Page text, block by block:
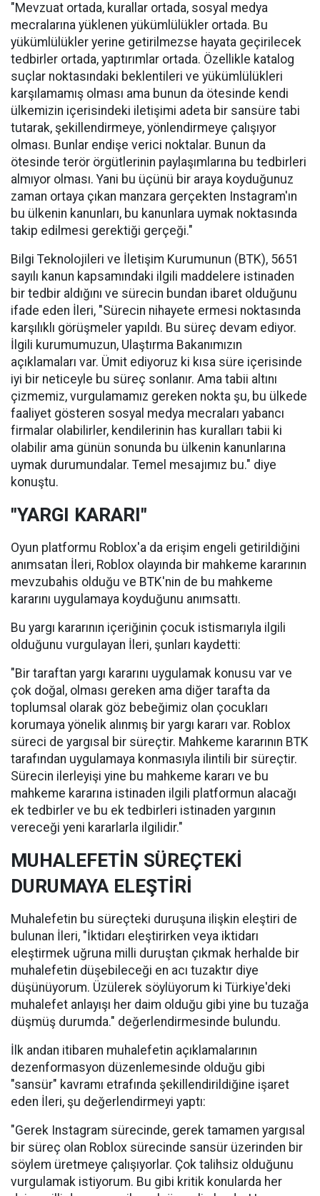
"Mevzuat ortada, kurallar ortada, sosyal medya
mecralarına yüklenen yükümlülükler ortada. Bu
yükümlülükler yerine getirilmezse hayata geçirilecek
tedbirler ortada, yaptırımlar ortada. Özellikle katalog
suçlar noktasındaki beklentileri ve yükümlülükleri
karşılamamış olması ama bunun da ötesinde kendi
ülkemizin içerisindeki iletişimi adeta bir sansüre tabi
tutarak, şekillendirmeye, yönlendirmeye çalışıyor
olması. Bunlar endişe verici noktalar. Bunun da
ötesinde terör örgütlerinin paylaşımlarına bu tedbirleri
almıyor olması. Yani bu üçünü bir araya koyduğunuz
zaman ortaya çıkan manzara gerçekten Instagram'ın
bu ülkenin kanunları, bu kanunlara uymak noktasında
takip edilmesi gerektiği gerçeği."
Bilgi Teknolojileri ve İletişim Kurumunun (BTK), 5651
sayılı kanun kapsamındaki ilgili maddelere istinaden
bir tedbir aldığını ve sürecin bundan ibaret olduğunu
ifade eden İleri, "Sürecin nihayete ermesi noktasında
karşılıklı görüşmeler yapıldı. Bu süreç devam ediyor.
İlgili kurumumuzun, Ulaştırma Bakanımızın
açıklamaları var. Ümit ediyoruz ki kısa süre içerisinde
iyi bir neticeyle bu süreç sonlanır. Ama tabii altını
çizmemiz, vurgulamamız gereken nokta şu, bu ülkede
faaliyet gösteren sosyal medya mecraları yabancı
firmalar olabilirler, kendilerinin has kuralları tabii ki
olabilir ama günün sonunda bu ülkenin kanunlarına
uymak durumundalar. Temel mesajımız bu." diye
konuştu.
"YARGI KARARI"
Oyun platformu Roblox'a da erişim engeli getirildiğini
anımsatan İleri, Roblox olayında bir mahkeme kararının
mevzubahis olduğu ve BTK'nin de bu mahkeme
kararını uygulamaya koyduğunu anımsattı.
Bu yargı kararının içeriğinin çocuk istismarıyla ilgili
olduğunu vurgulayan İleri, şunları kaydetti:
"Bir taraftan yargı kararını uygulamak konusu var ve
çok doğal, olması gereken ama diğer tarafta da
toplumsal olarak göz bebeğimiz olan çocukları
korumaya yönelik alınmış bir yargı kararı var. Roblox
süreci de yargısal bir süreçtir. Mahkeme kararının BTK
tarafından uygulamaya konmasıyla ilintili bir süreçtir.
Sürecin ilerleyişi yine bu mahkeme kararı ve bu
mahkeme kararına istinaden ilgili platformun alacağı
ek tedbirler ve bu ek tedbirleri istinaden yargının
vereceği yeni kararlarla ilgilidir."
MUHALEFETİN SÜREÇTEKİ
DURUMAYA ELEŞTİRİ
Muhalefetin bu süreçteki duruşuna ilişkin eleştiri de
bulunan İleri, "İktidarı eleştirirken veya iktidarı
eleştirmek uğruna milli duruştan çıkmak herhalde bir
muhalefetin düşebileceği en acı tuzaktır diye
düşünüyorum. Üzülerek söylüyorum ki Türkiye'deki
muhalefet anlayışı her daim olduğu gibi yine bu tuzağa
düşmüş durumda." değerlendirmesinde bulundu.
İlk andan itibaren muhalefetin açıklamalarının
dezenformasyon düzenlemesinde olduğu gibi
"sansür" kavramı etrafında şekillendirildiğine işaret
eden İleri, şu değerlendirmeyi yaptı:
"Gerek Instagram sürecinde, gerek tamamen yargısal
bir süreç olan Roblox sürecinde sansür üzerinden bir
söylem üretmeye çalışıyorlar. Çok talihsiz olduğunu
vurgulamak istiyorum. Bu gibi kritik konularda her